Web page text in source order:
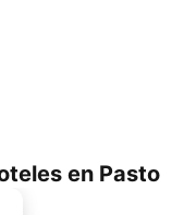
en Pasto